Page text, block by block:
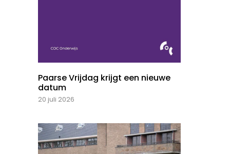
Paarse Vrijdag krijgt een nieuwe
datum
20 juli 2026